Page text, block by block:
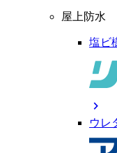
屋上防水
塩ビ
chevron_right
ウレ